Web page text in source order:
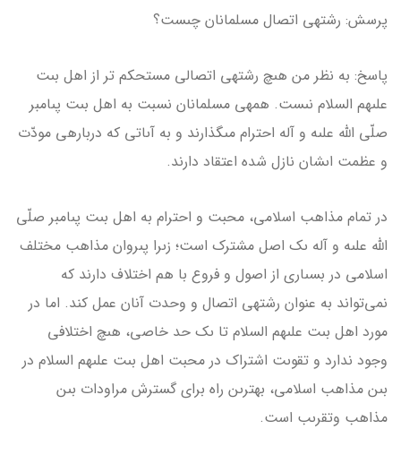
پرسش: رشته­ى اتصال مسلمانان چىست؟
پاسخ: به نظر من هىچ رشته­ى اتصالى مستحكم تر از اهل بىت
علىهم السلام نىست. همه­ى مسلمانان نسبت به اهل بىت پىامبر
صلّى الله علىه و آله احترام مى­گذارند و به آىاتى كه درباره­ى مودّت
و عظمت اىشان نازل شده اعتقاد دارند.
در تمام مذاهب اسلامى، محبت و احترام به اهل بىت پىامبر صلّى
الله علىه و آله ىک اصل مشترک است؛ زىرا پىروان مذاهب مختلف
اسلامى در بسىارى از اصول و فروع با هم اختلاف دارند كه
نمى‌تواند به عنوان رشته­ى اتصال و وحدت آنان عمل كند. اما در
مورد اهل بىت علىهم السلام تا ىک حد خاصى، هىچ اختلافى
وجود ندارد و تقوىت اشتراک در محبت اهل بىت علىهم السلام در
بىن مذاهب اسلامى، بهترىن راه براى گسترش مراودات بىن
مذاهب وتقرىب است.